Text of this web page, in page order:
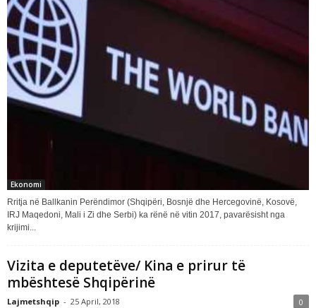
Ekonomi
Rritja në Ballkanin Perëndimor (Shqipëri, Bosnjë dhe Hercegovinë, Kosovë,
IRJ Maqedoni, Mali i Zi dhe Serbi) ka rënë në vitin 2017, pavarësisht nga
krijimi...
Vizita e deputetëve/ Kina e prirur të
mbështesë Shqipërinë
Lajmetshqip - 25 April, 2018 0